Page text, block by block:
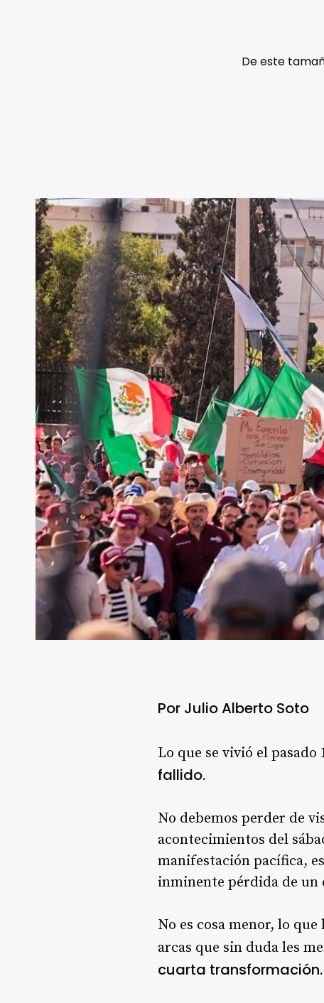
De este
Por Julio Alberto Soto
Lo que se vivió el
fallido.
No debemos perder de
acontecimientos del
manifestación pacífica,
inminente pérdida de un
No es cosa menor, lo
arcas que sin duda les
cuarta transformación.